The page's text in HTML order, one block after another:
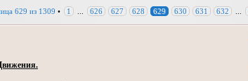
629 из 1309 • 1 626 627 628 629 630 631 632